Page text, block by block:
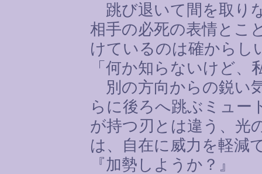
跳び退いて間を取り
相手の必死の表情とこ
けているのは確からし
「何か知らないけど
別の方向からの鋭い
らに後ろへ跳ぶミュー
が持つ刃とは違う、光
は、自在に威力を軽減
『加勢しようか？』